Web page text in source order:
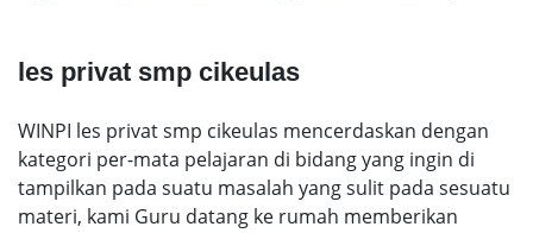
les privat smp cikeulas
WINPI les privat smp cikeulas mencerdaskan dengan
kategori per-mata pelajaran di bidang yang ingin di
tampilkan pada suatu masalah yang sulit pada sesuatu
materi, kami Guru datang ke rumah memberikan